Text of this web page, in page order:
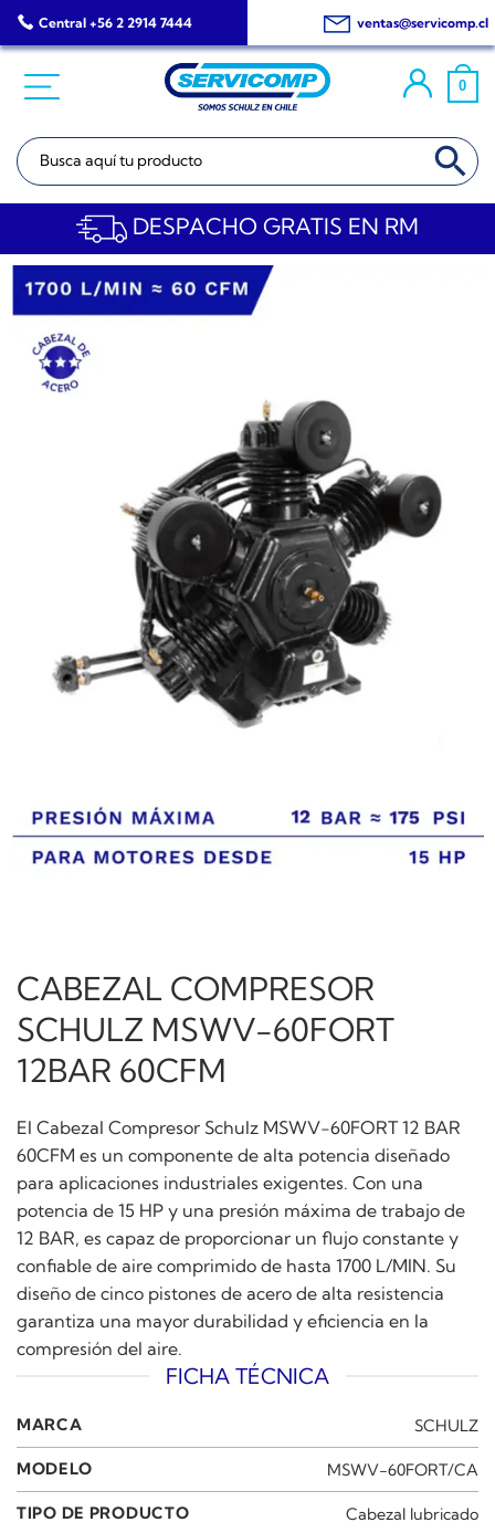
Saltar
al
Central +56 2 2914 7444 ventas@servicomp.cl
0
Buscar: BOTÓN DE
DESPACHO GRATIS EN RM
CABEZAL COMPRESOR
SCHULZ MSWV-60FORT
12BAR 60CFM
El Cabezal Compresor Schulz MSWV-60FORT 12 BAR
60CFM es un componente de alta potencia diseñado
para aplicaciones industriales exigentes. Con una
potencia de 15 HP y una presión máxima de trabajo de
12 BAR, es capaz de proporcionar un flujo constante y
confiable de aire comprimido de hasta 1700 L/MIN. Su
diseño de cinco pistones de acero de alta resistencia
garantiza una mayor durabilidad y eficiencia en la
compresión del aire.
FICHA TÉCNICA
MARCA SCHULZ
MODELO MSWV-60FORT/CA
TIPO DE PRODUCTO Cabezal lubricado